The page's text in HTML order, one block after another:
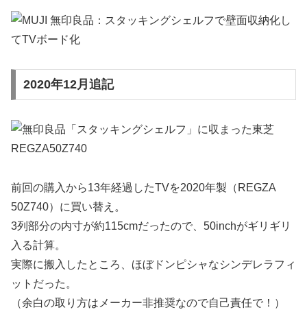
2020年12月追記
前回の購入から13年経過したTVを2020年製（REGZA
50Z740）に買い替え。
3列部分の内寸が約115cmだったので、50inchがギリギリ
入る計算。
実際に搬入したところ、ほぼドンピシャなシンデレラフィ
ットだった。
（余白の取り方はメーカー非推奨なので自己責任で！）